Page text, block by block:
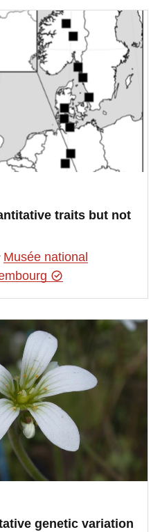
traits but not
Musée national
genetic variation